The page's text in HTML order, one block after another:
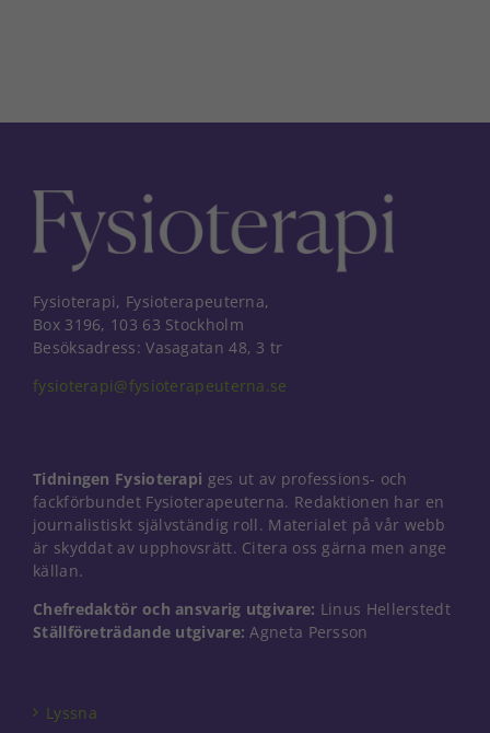
Fysioterapi, Fysioterapeuterna,
Box 3196, 103 63 Stockholm
Besöksadress: Vasagatan 48, 3 tr
fysioterapi@fysioterapeuterna.se
Tidningen Fysioterapi ges ut av professions- och
fackförbundet Fysioterapeuterna. Redaktionen har en
journalistiskt självständig roll. Materialet på vår webb
är skyddat av upphovsrätt. Citera oss gärna men ange
källan.
Chefredaktör och ansvarig utgivare: Linus Hellerstedt
Ställföreträdande utgivare: Agneta Persson
Lyssna
Nödvändiga